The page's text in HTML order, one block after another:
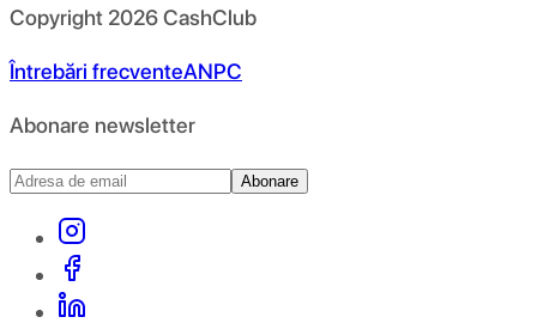
Copyright 2026CashClub
Întrebări frecventeANPC
Abonare newsletter
Abonare